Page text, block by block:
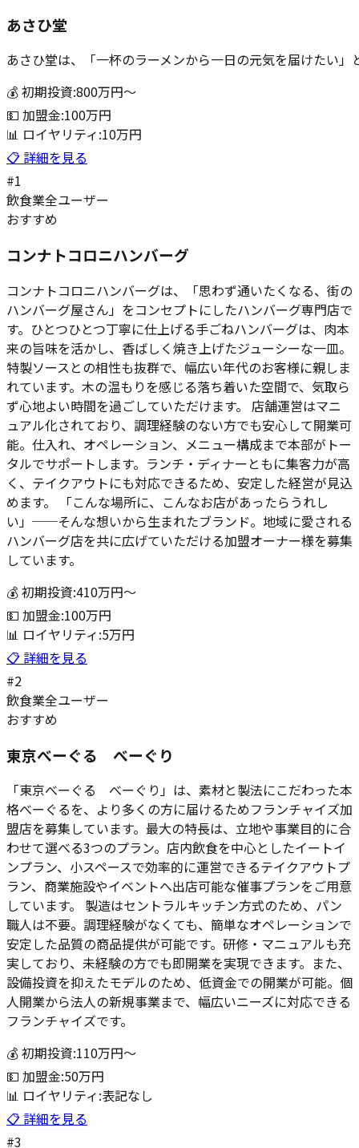
あさひ堂
あさひ堂は、「一杯のラーメンから一日の元気を届けたい
💰 初期投資:800万円〜
💵 加盟金:100万円
📊 ロイヤリティ:10万円
📋 詳細を見る
#1
飲食業全ユーザー
おすすめ
コンナトコロニハンバーグ
コンナトコロニハンバーグは、「思わず通いたくなる、街の
ハンバーグ屋さん」をコンセプトにしたハンバーグ専門店で
す。ひとつひとつ丁寧に仕上げる手ごねハンバーグは、肉本
来の旨味を活かし、香ばしく焼き上げたジューシーな一皿。
特製ソースとの相性も抜群で、幅広い年代のお客様に親しま
れています。木の温もりを感じる落ち着いた空間で、気取ら
ず心地よい時間を過ごしていただけます。 店舗運営はマニ
ュアル化されており、調理経験のない方でも安心して開業可
能。仕入れ、オペレーション、メニュー構成まで本部がトー
タルでサポートします。ランチ・ディナーともに集客力が高
く、テイクアウトにも対応できるため、安定した経営が見込
めます。 「こんな場所に、こんなお店があったらうれし
い」──そんな想いから生まれたブランド。地域に愛される
ハンバーグ店を共に広げていただける加盟オーナー様を募集
しています。
💰 初期投資:410万円〜
💵 加盟金:100万円
📊 ロイヤリティ:5万円
📋 詳細を見る
#2
飲食業全ユーザー
おすすめ
東京べーぐる べーぐり
「東京べーぐる べーぐり」は、素材と製法にこだわった本
格べーぐるを、より多くの方に届けるためフランチャイズ加
盟店を募集しています。最大の特長は、立地や事業目的に合
わせて選べる3つのプラン。店内飲食を中心としたイートイ
ンプラン、小スペースで効率的に運営できるテイクアウトプ
ラン、商業施設やイベントへ出店可能な催事プランをご用意
しています。 製造はセントラルキッチン方式のため、パン
職人は不要。調理経験がなくても、簡単なオペレーションで
安定した品質の商品提供が可能です。研修・マニュアルも充
実しており、未経験の方でも即開業を実現できます。また、
設備投資を抑えたモデルのため、低資金での開業が可能。個
人開業から法人の新規事業まで、幅広いニーズに対応できる
フランチャイズです。
💰 初期投資:110万円〜
💵 加盟金:50万円
📊 ロイヤリティ:表記なし
📋 詳細を見る
#3